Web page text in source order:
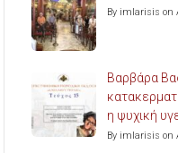
By imlarisis on
Βαρβάρα
η ψυχική
By imlarisis on